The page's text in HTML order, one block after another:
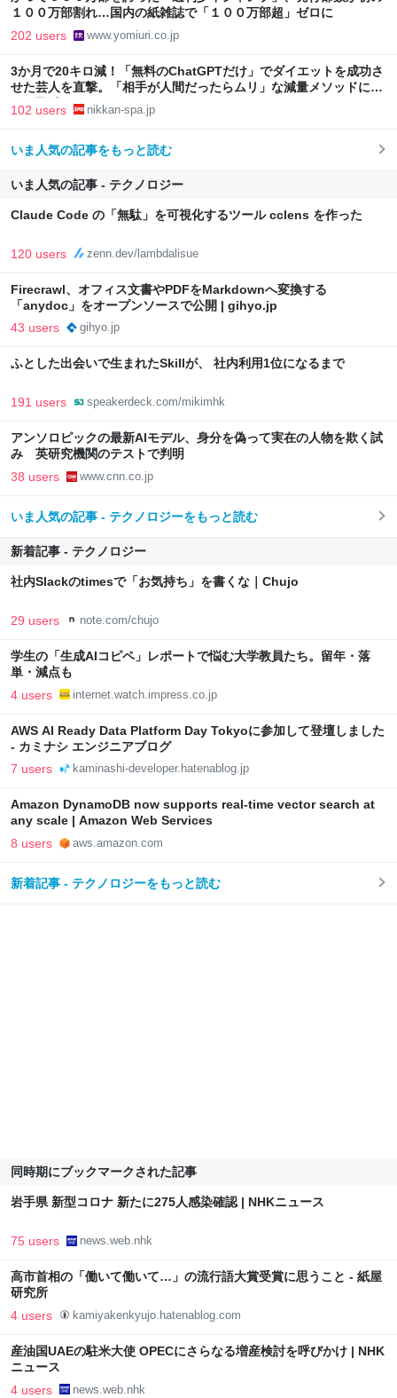
１００万部割れ…国内の紙雑誌で「１００万部超」ゼロに
202 users www.yomiuri.co.jp
3か月で20キロ減！「無料のChatGPTだけ」でダイエットを成功さ
せた芸人を直撃。「相手が人間だったらムリ」な減量メソッドに驚
き | 日刊SPA!
102 users nikkan-spa.jp
いま人気の記事をもっと読む
いま人気の記事 - テクノロジー
Claude Code の「無駄」を可視化するツール cclens を作った
120 users zenn.dev/lambdalisue
Firecrawl、オフィス文書やPDFをMarkdownへ変換する
「anydoc」をオープンソースで公開 | gihyo.jp
43 users gihyo.jp
ふとした出会いで生まれたSkillが、 社内利用1位になるまで
191 users speakerdeck.com/mikimhk
アンソロピックの最新AIモデル、身分を偽って実在の人物を欺く試
み 英研究機関のテストで判明
38 users www.cnn.co.jp
いま人気の記事 - テクノロジーをもっと読む
新着記事 - テクノロジー
社内Slackのtimesで「お気持ち」を書くな｜Chujo
29 users note.com/chujo
学生の「生成AIコピペ」レポートで悩む大学教員たち。留年・落
単・減点も
4 users internet.watch.impress.co.jp
AWS AI Ready Data Platform Day Tokyoに参加して登壇しました
- カミナシ エンジニアブログ
7 users kaminashi-developer.hatenablog.jp
Amazon DynamoDB now supports real-time vector search at
any scale | Amazon Web Services
8 users aws.amazon.com
新着記事 - テクノロジーをもっと読む
同時期にブックマークされた記事
岩手県 新型コロナ 新たに275人感染確認 | NHKニュース
75 users news.web.nhk
高市首相の「働いて働いて…」の流行語大賞受賞に思うこと - 紙屋
研究所
4 users kamiyakenkyujo.hatenablog.com
産油国UAEの駐米大使 OPECにさらなる増産検討を呼びかけ | NHK
ニュース
4 users news.web.nhk